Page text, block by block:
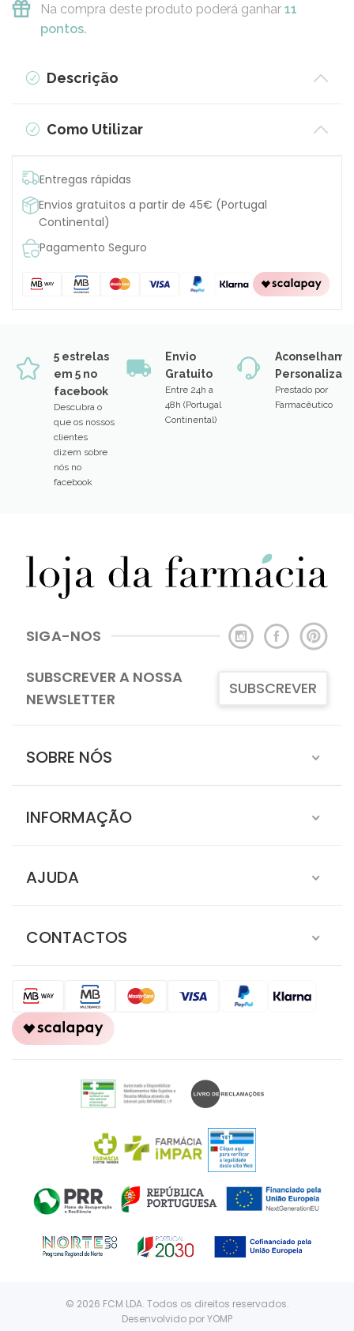
Na compra deste produto poderá ganhar 11
pontos.
Descrição
Como Utilizar
Entregas rápidas
Envios gratuitos a partir de 45€ (Portugal
Continental)
Pagamento Seguro
5 estrelas
em 5 no
facebook
Descubra o
que os nossos
clientes
dizem sobre
nós no
facebook
Envio
Gratuito
Entre 24h a
48h (Portugal
Continental)
Prestado por
Farmacêutico
SIGA-NOS
SUBSCREVER A NOSSA
NEWSLETTER
SUBSCREVER
SOBRE NÓS
INFORMAÇÃO
AJUDA
CONTACTOS
© 2026 FCM LDA. Todos os direitos reservados.
Desenvolvido porYOMP